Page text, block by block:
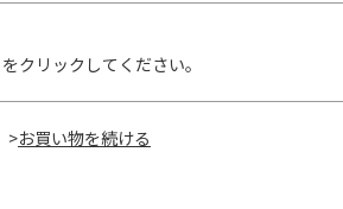
クリックしてください。
>